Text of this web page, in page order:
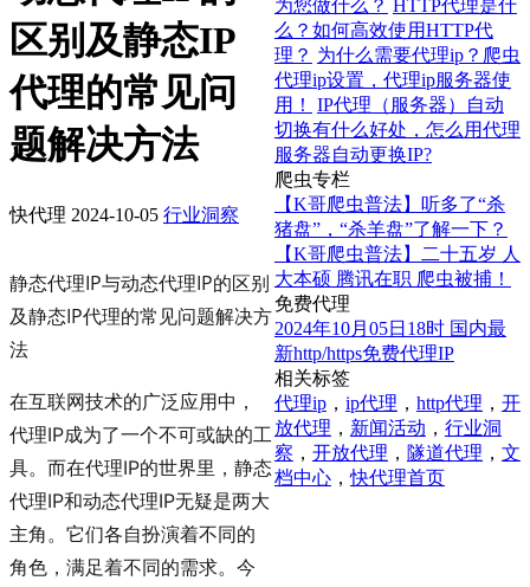
区别及静态IP
代理的常见问
题解决方法
快代理 2024-10-05 行业洞察
静态代理IP与动态代理IP的区别
及静态IP代理的常见问题解决方
法
在互联网技术的广泛应用中，
代理IP成为了一个不可或缺的工
具。而在代理IP的世界里，静态
代理IP和动态代理IP无疑是两大
主角。它们各自扮演着不同的
角色，满足着不同的需求。今
为您做什么？ HTTP代理是什
么？如何高效使用HTTP代
理？ 为什么需要代理ip？爬虫
代理ip设置，代理ip服务器使
用！
IP代理（服务器）自动
切换有什么好处，怎么用代理
服务器自动更换IP?
爬虫专栏
【K哥爬虫普法】听多了“杀
猪盘”，“杀羊盘”了解一下？
【K哥爬虫普法】二十五岁 人
大本硕 腾讯在职 爬虫被捕！
免费代理
2024年10月05日18时 国内最
新http/https免费代理IP
相关标签
代理ip， ip代理 ， http代理 ， 开
放代理 ， 新闻活动 ， 行业洞
察 ， 开放代理 ， 隧道代理 ， 文
档中心，快代理首页